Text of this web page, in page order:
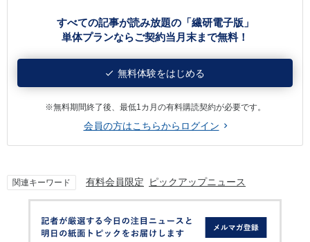
すべての記事が読み放題の「繊研電子版」
単体プランならご契約当月末まで無料！
無料体験をはじめる
※無料期間終了後、最低1カ月の有料購読契約が必要です。
会員の方はこちらからログイン
関連キーワード 有料会員限定 ピックアップニュース